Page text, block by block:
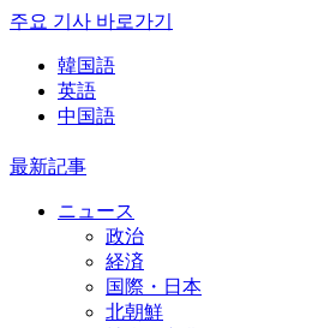
주요 기사 바로가기
韓国語
英語
中国語
最新記事
ニュース
政治
経済
国際・日本
北朝鮮